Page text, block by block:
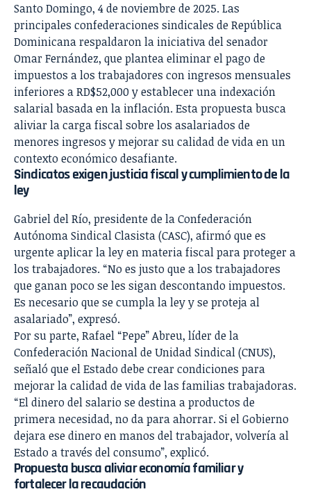
Santo Domingo, 4 de noviembre de 2025. Las
principales confederaciones sindicales de República
Dominicana respaldaron la iniciativa del senador
Omar Fernández, que plantea eliminar el pago de
impuestos a los trabajadores con ingresos mensuales
inferiores a RD$52,000 y establecer una indexación
salarial basada en la inflación. Esta propuesta busca
aliviar la carga fiscal sobre los asalariados de
menores ingresos y mejorar su calidad de vida en un
contexto económico desafiante.
Sindicatos exigen justicia fiscal y cumplimiento de la
ley
Gabriel del Río, presidente de la Confederación
Autónoma Sindical Clasista (CASC), afirmó que es
urgente aplicar la ley en materia fiscal para proteger a
los trabajadores. “No es justo que a los trabajadores
que ganan poco se les sigan descontando impuestos.
Es necesario que se cumpla la ley y se proteja al
asalariado”, expresó.
Por su parte, Rafael “Pepe” Abreu, líder de la
Confederación Nacional de Unidad Sindical (CNUS),
señaló que el Estado debe crear condiciones para
mejorar la calidad de vida de las familias trabajadoras.
“El dinero del salario se destina a productos de
primera necesidad, no da para ahorrar. Si el Gobierno
dejara ese dinero en manos del trabajador, volvería al
Estado a través del consumo”, explicó.
Propuesta busca aliviar economía familiar y
fortalecer la recaudación